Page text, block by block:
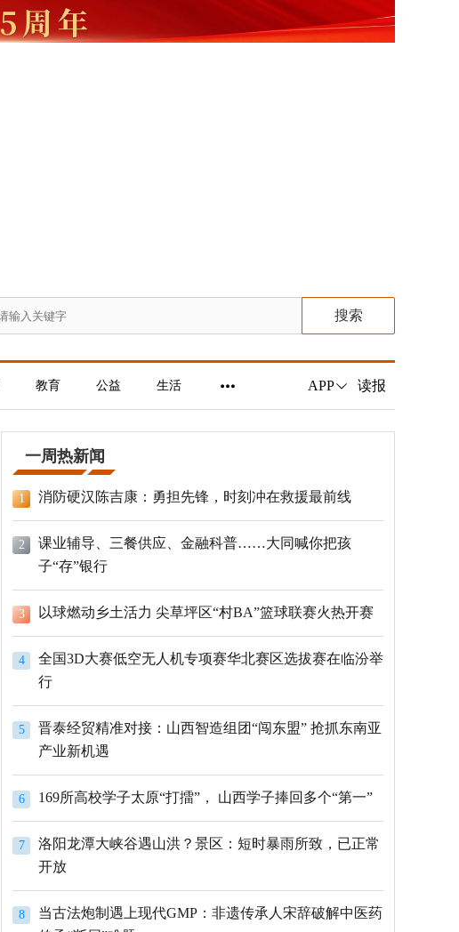
搜索
教育 公益 生活 APP 读报
一周热新闻
1 消防硬汉陈吉康：勇担先锋，时刻冲在救援最前线
2
课业辅导、三餐供应、金融科普……大同喊你把孩
子“存”银行
3 以球燃动乡土活力 尖草坪区“村BA”篮球联赛火热开赛
4
全国3D大赛低空无人机专项赛华北赛区选拔赛在临汾举
行
5
晋泰经贸精准对接：山西智造组团“闯东盟” 抢抓东南亚
产业新机遇
6 169所高校学子太原“打擂”， 山西学子捧回多个“第一”
7
洛阳龙潭大峡谷遇山洪？景区：短时暴雨所致，已正常
开放
8
当古法炮制遇上现代GMP：非遗传承人宋辞破解中医药